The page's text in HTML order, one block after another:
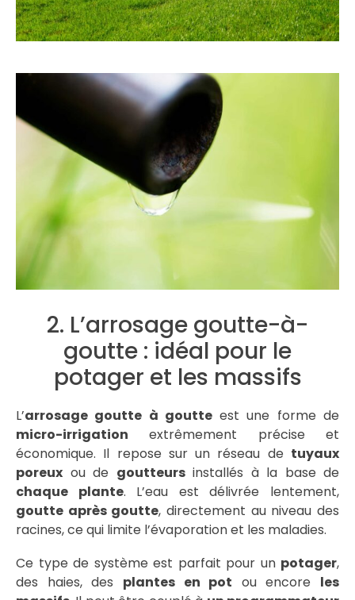
2. L’arrosage goutte-à-
goutte : idéal pour le
potager et les massifs
L’arrosage goutte à goutteest une forme de
micro-irrigation extrêmement précise et
économique. Il repose sur un réseau de tuyaux
poreux ou de goutteursinstallés à la base de
chaque plante. L’eau est délivrée lentement,
goutte après goutte, directement au niveau des
racines, ce qui limite l’évaporation et les maladies.
Ce type de système est parfait pour un potager,
des haies, des plantes en pot ou encore les